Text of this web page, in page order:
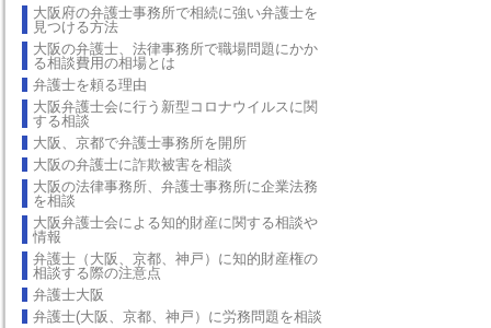
大阪府の弁護士事務所で相続に強い弁護士を
見つける方法
大阪の弁護士、法律事務所で職場問題にかか
る相談費用の相場とは
弁護士を頼る理由
大阪弁護士会に行う新型コロナウイルスに関
する相談
大阪、京都で弁護士事務所を開所
大阪の弁護士に詐欺被害を相談
大阪の法律事務所、弁護士事務所に企業法務
を相談
大阪弁護士会による知的財産に関する相談や
情報
弁護士（大阪、京都、神戸）に知的財産権の
相談する際の注意点
弁護士大阪
弁護士(大阪、京都、神戸）に労務問題を相談